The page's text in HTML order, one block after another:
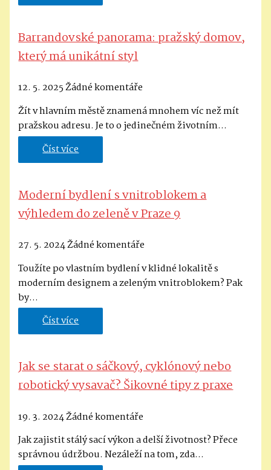
Barrandovské panorama: pražský domov,
který má unikátní styl
12. 5. 2025Žádné komentáře
Žít v hlavním městě znamená mnohem víc než mít
pražskou adresu. Je to o jedinečném životním…
Číst více
Moderní bydlení s vnitroblokem a
výhledem do zeleně v Praze 9
27. 5. 2024Žádné komentáře
Toužíte po vlastním bydlení v klidné lokalitě s
moderním designem a zeleným vnitroblokem? Pak
by…
Číst více
Jak se starat o sáčkový, cyklónový nebo
robotický vysavač? Šikovné tipy z praxe
19. 3. 2024Žádné komentáře
Jak zajistit stálý sací výkon a delší životnost? Přece
správnou údržbou. Nezáleží na tom, zda…